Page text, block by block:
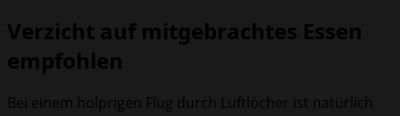
Verzicht auf mitgebrachtes Essen
empfohlen
Bei einem holprigen Flug durch Luftlöcher ist natürlich